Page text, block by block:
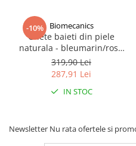
-10% Biomecanics
Ghete baieti din piele
naturala - bleumarin/rosu
Biomecanics
319,90 Lei
287,91 Lei
IN STOC
Newsletter Nu rata ofertele si